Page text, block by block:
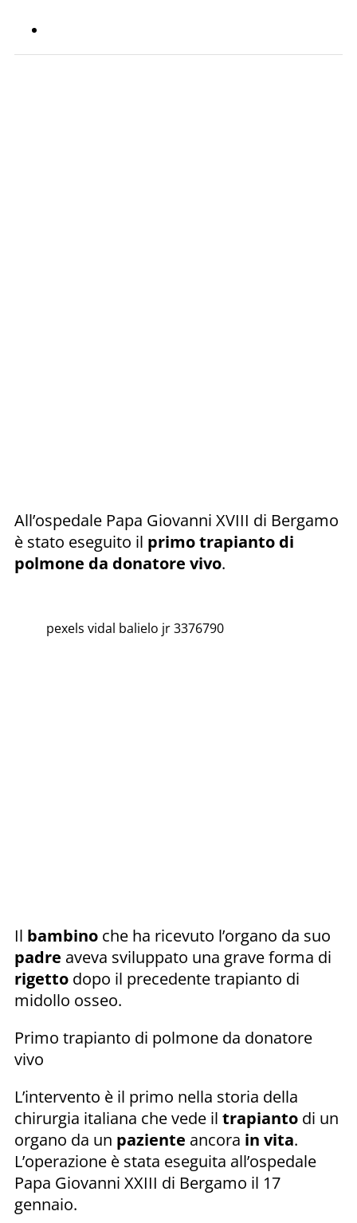
pexels vidal balielo jr 3376790
All’ospedale Papa Giovanni XVIII di Bergamo
è stato eseguito il primo trapianto di
polmone da donatore vivo.
Il bambino che ha ricevuto l’organo da suo
padre aveva sviluppato una grave forma di
rigetto dopo il precedente trapianto di
midollo osseo.
Primo trapianto di polmone da donatore
vivo
L’intervento è il primo nella storia della
chirurgia italiana che vede il trapianto di un
organo da un paziente ancora in vita.
L’operazione è stata eseguita all’ospedale
Papa Giovanni XXIII di Bergamo il 17
gennaio.